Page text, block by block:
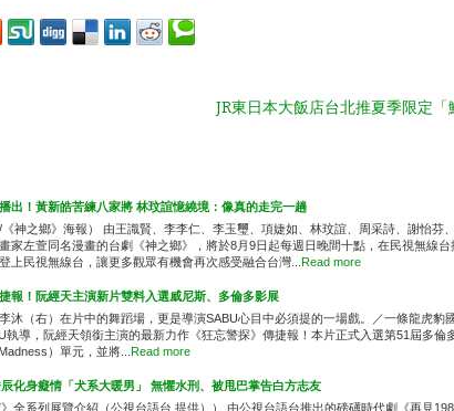
JR東日本大飯店台北推夏季限定「
出！黃新皓苦練八家將 林玟誼憶繞境：像真的走完一趟
/《神之鄉》海報） 由王識賢、李李仁、李玉璽、項婕如、林玟誼、周采詩、謝怡芬
家左萱同名漫畫的台劇《神之鄉》，將於8月9日起每週日晚間十點，在民視無線
上民視無線台，讓更多觀眾有機會再次感受融合台灣...
Read more
報！阮經天主演新片雙料入選威尼斯、多倫多影展
李沐（右）在片中的舞蹈場，更是導演SABU心目中必須提的一場戲。／一條龍虎豹
執導，阮經天領銜主演的最新力作《狂忘警探》傳捷報！本片正式入選第51屆多倫
）單元，並將...
Read more
辰化身癡情「犬系大暖男」 無懼水刑、被甩巴掌告白方志友
》全系列展覽介紹（公視台語台 提供）） 由公視台語台推出的磅礡時代劇《再見